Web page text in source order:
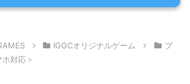
IGGCオリジナルゲーム
ブ
対応＞